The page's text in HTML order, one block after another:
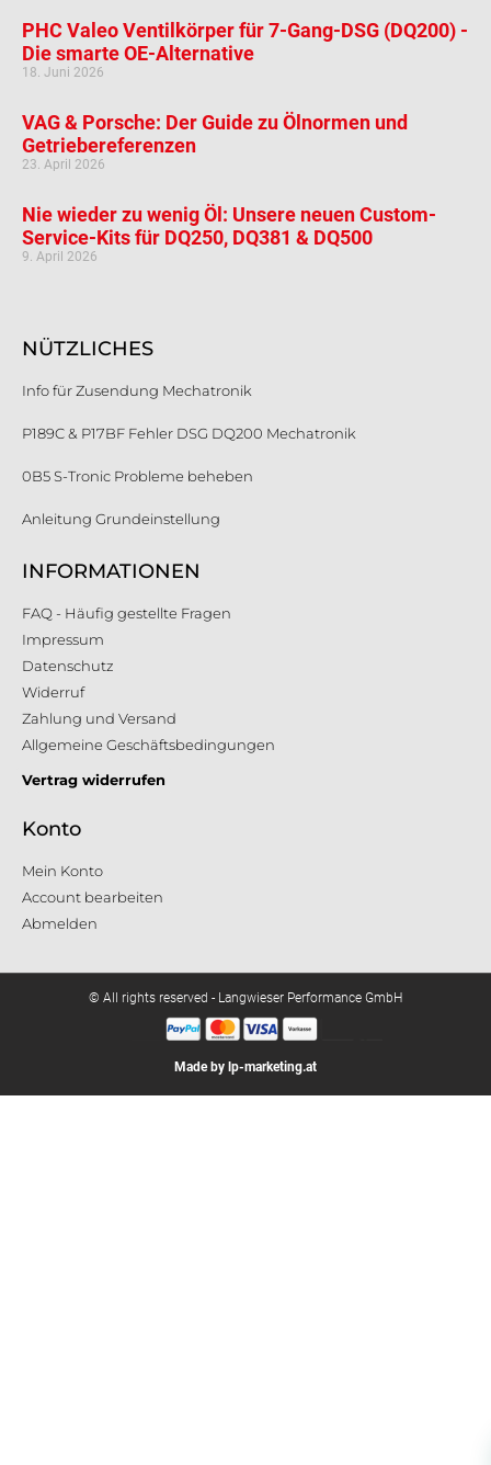
PHC Valeo Ventilkörper für 7-Gang-DSG (DQ200) -
Die smarte OE-Alternative
18. Juni 2026
VAG & Porsche: Der Guide zu Ölnormen und
Getriebereferenzen
23. April 2026
Nie wieder zu wenig Öl: Unsere neuen Custom-
Service-Kits für DQ250, DQ381 & DQ500
9. April 2026
NÜTZLICHES
Info für Zusendung Mechatronik
P189C & P17BF Fehler DSG DQ200 Mechatronik
0B5 S-Tronic Probleme beheben
Anleitung Grundeinstellung
INFORMATIONEN
FAQ - Häufig gestellte Fragen
Impressum
Datenschutz
Widerruf
Zahlung und Versand
Allgemeine Geschäftsbedingungen
Vertrag widerrufen
Konto
Mein Konto
Account bearbeiten
Abmelden
© All rights reserved - Langwieser Performance GmbH
Made by lp-marketing.at